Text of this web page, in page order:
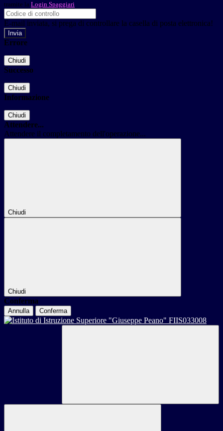
tramite la Login Spaggiari
E-mail inviata, si prega di controllare la casella di posta elettronica!
Errore
Chiudi
Successo
Chiudi
Informazione
Chiudi
Attendere...
Attendere il completamento dell'operazione...
Chiudi
Chiudi
Conferma
Annulla Conferma